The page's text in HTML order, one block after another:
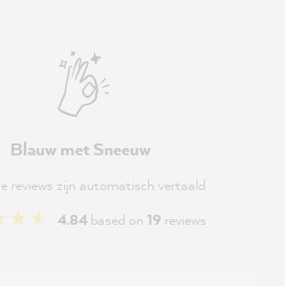
Blauw met Sneeuw
reviews zijn automatisch vertaald
4.84based on 19 reviews